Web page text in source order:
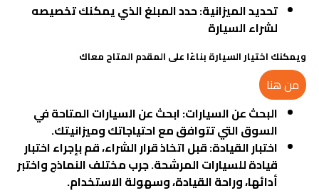
تحديد الميزانية: حدد المبلغ الذي يمكنك تخصيصه
لشراء السيارة
ويمكنك اختيار السيارة بناءًا على المقدم المتاح معاك
من هنا
البحث عن السيارات: ابحث عن السيارات المتاحة في
السوق التي تتوافق مع احتياجاتك وميزانيتك.
اختبار القيادة: قبل اتخاذ قرار الشراء، قم بإجراء اختبار
قيادة للسيارات المرشحة. جرب مختلف النماذج واختبر
أدائها، وراحة القيادة، وسهولة الاستخدام.